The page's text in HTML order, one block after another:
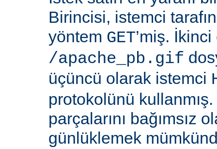
Birincisi, istemci
yöntem GET’miş.
/apache_pb.gif
üçüncü olarak istemci
protokolünü kullanmış.
parçalarını bağımsız
günlüklemek